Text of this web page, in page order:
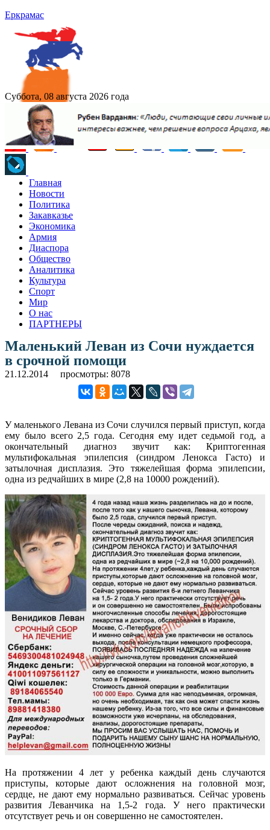
Еркрамас
Суббота, 08 августа 2026 года
Главная
Новости
Политика
Закавказье
Экономика
Армия
Диаспора
Общество
Аналитика
Культура
Спорт
Мир
О нас
ПАРТНЕРЫ
Маленький Леван из Сочи нуждается
в срочной помощи
21.12.2014 просмотры: 8078
У маленького Левана из Сочи случился первый приступ, когда
ему было всего 2,5 года. Сегодня ему идет седьмой год, а
окончательный диагноз звучит как: Криптогенная
мультифокальная эпилепсия (синдром Ленокса Гасто) и
затылочная дисплазия. Это тяжелейшая форма эпилепсии,
одна из редчайших в мире (2,8 на 10000 рождений).
На протяжении 4 лет у ребенка каждый день случаются
приступы, которые дают осложнения на головной мозг,
сердце, не дают ему нормально развиваться. Сейчас уровень
развития Леванчика на 1,5-2 года. У него практически
отсутствует речь и он совершенно не самостоятелен.